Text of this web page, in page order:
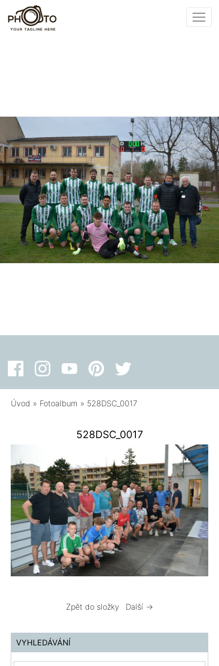
Úvod » Fotoalbum » 528DSC_0017
528DSC_0017
Zpět do složky Další →
VYHLEDÁVÁNÍ